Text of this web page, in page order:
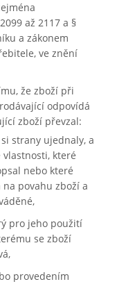
až 2117 a §
a zákonem
ve znění
že zboží při
odpovídá
zboží převzal:
strany ujednaly, a
které
nebo které
povahu zboží a
pro jeho použití
se zboží
provedením